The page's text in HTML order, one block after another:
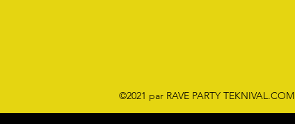
©2021 par RAVE PARTY TEKNIVAL.COM